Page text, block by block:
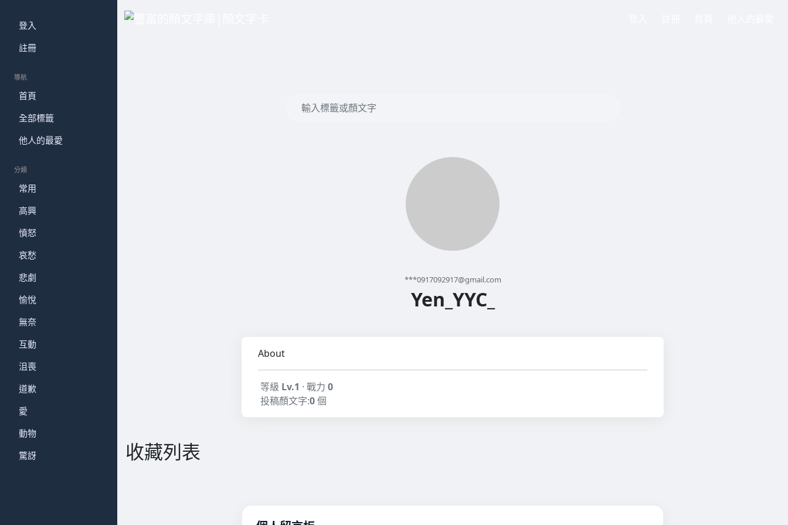
登入
註冊
導航
首頁
全部標籤
他人的最愛
分類
常用
高興
憤怒
哀愁
悲劇
愉悅
無奈
互動
沮喪
道歉
愛
動物
驚訝
***0917092917@gmail.com
Yen_YYC_
About
等級 Lv.1 · 戰力 0
投稿顏文字:0個
收藏列表